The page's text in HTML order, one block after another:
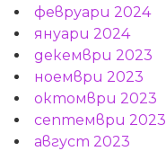
февруари 2024
януари 2024
декември 2023
ноември 2023
октомври 2023
септември 2023
август 2023